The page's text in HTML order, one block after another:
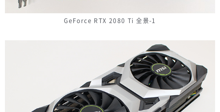
GeForce RTX 2080 Ti 全景-1